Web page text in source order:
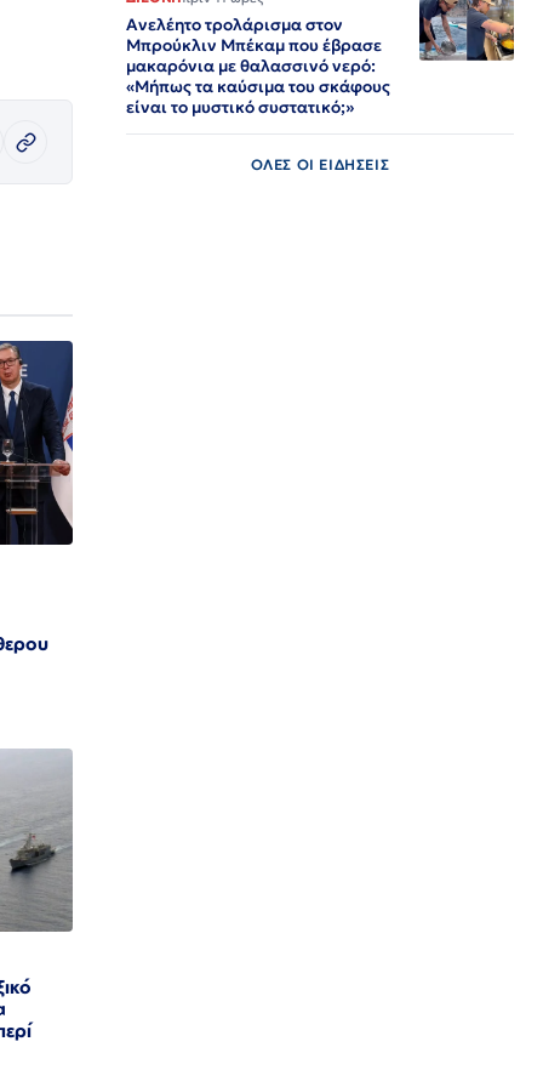
Ανελέητο τρολάρισμα στον
Μπρούκλιν Μπέκαμ που έβρασε
μακαρόνια με θαλασσινό νερό:
«Μήπως τα καύσιμα του σκάφους
είναι το μυστικό συστατικό;»
ΟΛΕΣ ΟΙ ΕΙΔΗΣΕΙΣ